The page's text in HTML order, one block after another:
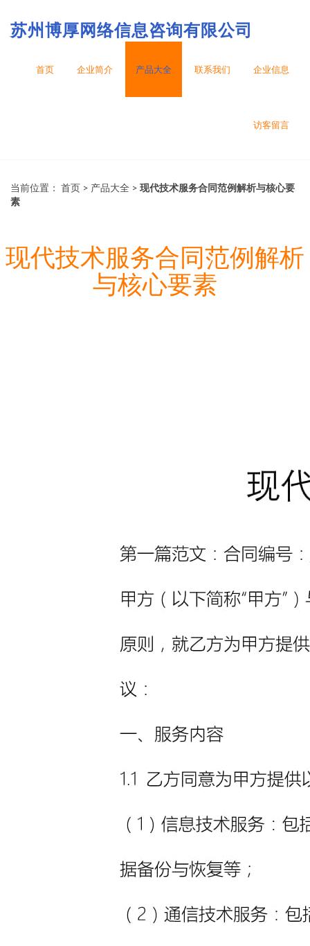
苏州博厚网络信息咨询有限公司
首页 企业简介 产品大全 联系我们 企业信息
访客留言
当前位置： 首页 > 产品大全 > 现代技术服务合同范例解析与核心要
素
现代技术服务合同范例解析
与核心要素